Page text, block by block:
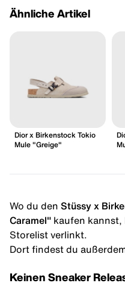
Ähnliche Artikel
Dior x Birkenstock Tokio
Mule "Greige"
Wo du den Stüssy x
Caramel" kaufen kannst,
Storelist verlinkt.
Dort findest du
Keinen Sneaker